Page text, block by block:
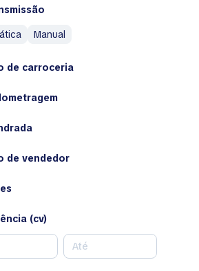
Healeymanual
de carroceria
de vendedor
(cv)